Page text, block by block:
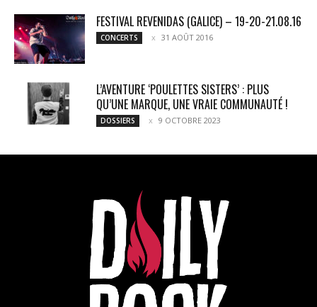
FESTIVAL REVENIDAS (GALICE) – 19-20-21.08.16
CONCERTS 31 AOÛT 2016
L’AVENTURE ‘POULETTES SISTERS’ : PLUS
QU’UNE MARQUE, UNE VRAIE COMMUNAUTÉ !
DOSSIERS 9 OCTOBRE 2023